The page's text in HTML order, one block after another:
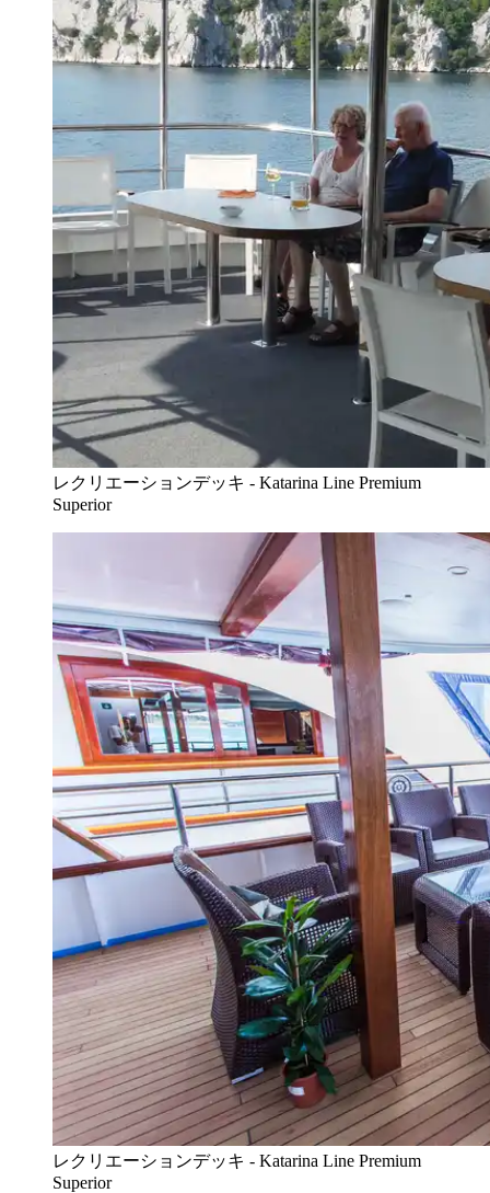
レクリエーションデッキ - Katarina Line Premium
Superior
レクリエーションデッキ - Katarina Line Premium
Superior